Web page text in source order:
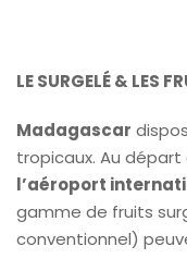
LE SURGELÉ &LES
Madagascar
tropicaux. Au départ
l’aéroport
gamme de fruits
conventionnel)